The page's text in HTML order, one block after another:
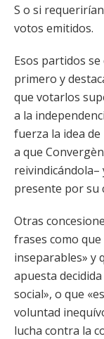
S o si
votos emitidos.
Esos partidos
primero y
que votarlos
a la
fuerza la idea
a que
reivindicándola–
presente por su
Otras
frases como que
inseparables» y
apuesta
social», o que
voluntad
lucha contra la